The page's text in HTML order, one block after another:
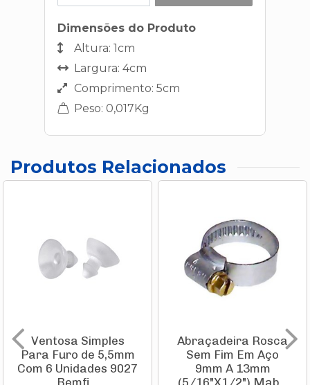
Dimensões do Produto
Altura: 1cm
Largura: 4cm
Comprimento: 5cm
Peso: 0,017Kg
Produtos Relacionados
Ventosa Simples
Para Furo de 5,5mm
Com 6 Unidades 9027
Abraçadeira Rosca
Sem Fim Em Aço
9mm A 13mm